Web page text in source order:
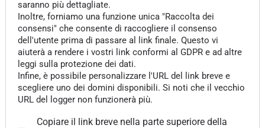
saranno più dettagliate.
Inoltre, forniamo una funzione unica "Raccolta dei
consensi" che consente di raccogliere il consenso
dell'utente prima di passare al link finale. Questo vi
aiuterà a rendere i vostri link conformi al GDPR e ad altre
leggi sulla protezione dei dati.
Infine, è possibile personalizzare l'URL del link breve e
scegliere uno dei domini disponibili. Si noti che il vecchio
URL del logger non funzionerà più.
Copiare il link breve nella parte superiore della